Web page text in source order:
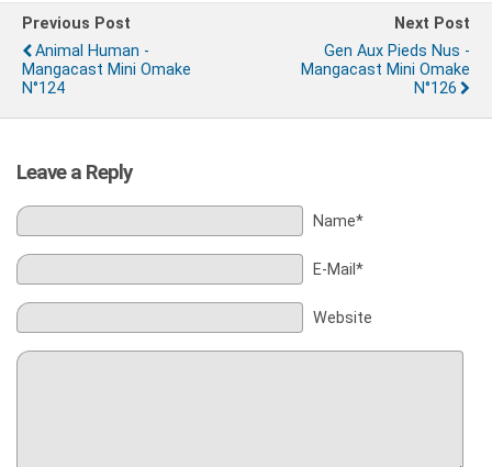
Previous Post
Animal Human -
Mangacast Mini Omake
N°124
Next Post
Gen Aux Pieds Nus -
Mangacast Mini Omake
N°126
Leave a Reply
Name*
E-Mail*
Website